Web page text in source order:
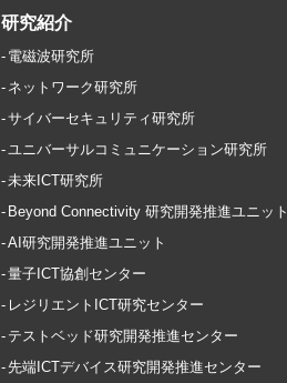
研究紹介
電磁波研究所
ネットワーク研究所
サイバーセキュリティ研究所
ユニバーサルコミュニケーション研究所
未来ICT研究所
Beyond Connectivity 研究開発推進ユニット
AI研究開発推進ユニット
量子ICT協創センター
レジリエントICT研究センター
テストベッド研究開発推進センター
先端ICTデバイス研究開発推進センター